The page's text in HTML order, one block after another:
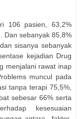
106 pasien, 63,2%
Dan sebanyak 85,8%
sisanya sebanyak
kejadian Drug
menjalani rawat inap
muncul pada
tanpa terapi 75,5%,
sebesar 66% serta
kesesuaian